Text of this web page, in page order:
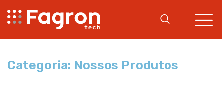
Categoria: Nossos Produtos